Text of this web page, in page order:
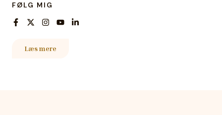
FØLG MIG
Læs mere